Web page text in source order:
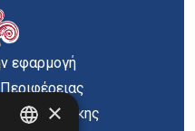
εφαρμογή
Θράκης
×